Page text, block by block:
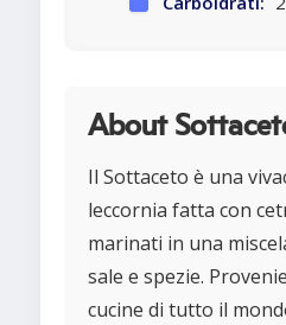
About
Il Sottaceto è una
leccornia fatta con
marinati in una
sale e spezie.
cucine di tutto il